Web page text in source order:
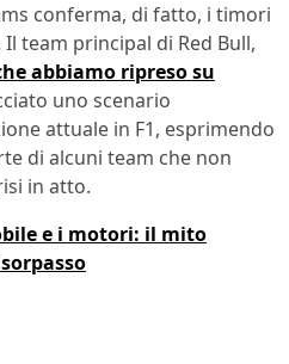
conferma, di fatto, i timori
Il team principal di Red Bull,
abbiamo ripreso su
uno scenario
attuale in F1, esprimendo
di alcuni team che non
in atto.
e i motori: il mito